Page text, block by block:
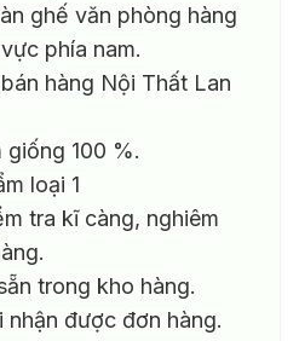
ghế văn phòng hàng
phía nam.
hàng Nội Thất Lan
giống 100 %.
loại 1
tra kĩ càng, nghiêm
trong kho hàng.
nhận được đơn hàng.